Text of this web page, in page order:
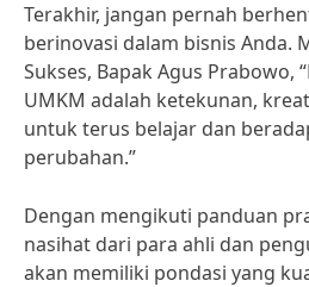
Terakhir, jangan pernah
berinovasi dalam bisnis Anda.
Sukses, Bapak Agus Prabowo,
UMKM adalah ketekunan,
untuk terus belajar dan
perubahan.”
Dengan mengikuti panduan
nasihat dari para ahli dan
akan memiliki pondasi yang